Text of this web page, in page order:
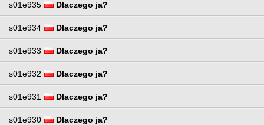
s01e935 Dlaczego ja?
s01e934 Dlaczego ja?
s01e933 Dlaczego ja?
s01e932 Dlaczego ja?
s01e931 Dlaczego ja?
s01e930 Dlaczego ja?